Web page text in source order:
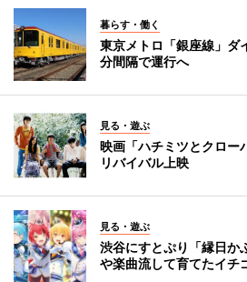
暮らす・働く
東京メトロ「銀座線」
分間隔で運行へ
見る・遊ぶ
映画「ハチミツとクロー
リバイバル上映
見る・遊ぶ
渋谷にすとぷり「縁日
や楽曲流して育てたイチ